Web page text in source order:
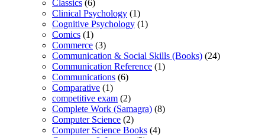
Classics (6)
Clinical Psychology (1)
Cognitive Psychology (1)
Comics (1)
Commerce (3)
Communication & Social Skills (Books) (24)
Communication Reference (1)
Communications (6)
Comparative (1)
competitive exam (2)
Complete Work (Samagra) (8)
Computer Science (2)
Computer Science Books (4)